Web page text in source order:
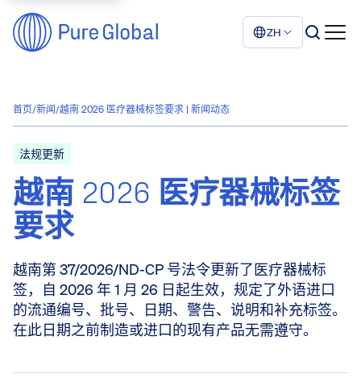
ZH
首页/新闻/越南 2026 医疗器械标签要求 | 新闻动态
法规更新
越南 2026 医疗器械标签
要求
越南第 37/2026/ND-CP 号法令更新了医疗器械标
签，自 2026 年 1 月 26 日起生效，规定了外语进口
的流通编号、批号、日期、警告、说明和补充标签。
在此日期之前制造或进口的现有产品无需遵守。